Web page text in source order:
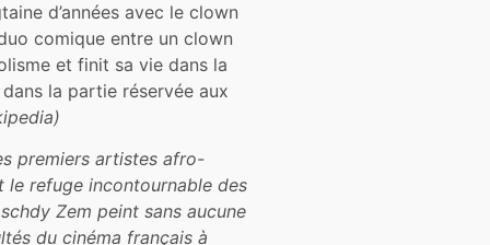
d’années avec le clown
comique entre un clown
et finit sa vie dans la
la partie réservée aux
premiers artistes afro-
le refuge incontournable des
Zem peint sans aucune
du cinéma français à